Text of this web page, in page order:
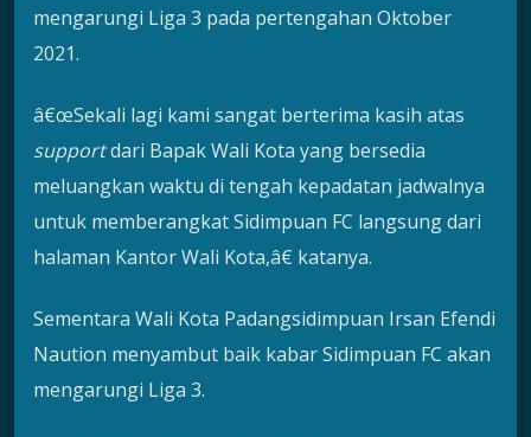
mengarungi Liga 3 pada pertengahan Oktober
2021.
â€œSekali lagi kami sangat berterima kasih atas
supportdari Bapak Wali Kota yang bersedia
meluangkan waktu di tengah kepadatan jadwalnya
untuk memberangkat Sidimpuan FC langsung dari
halaman Kantor Wali Kota,â€ katanya.
Sementara Wali Kota Padangsidimpuan Irsan Efendi
Naution menyambut baik kabar Sidimpuan FC akan
mengarungi Liga 3.